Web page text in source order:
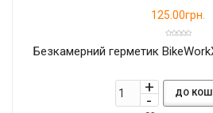
125.00грн.
Безкамерний герметик
ДО